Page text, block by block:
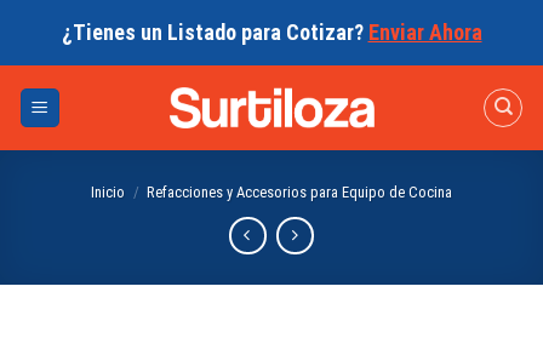
¿Tienes un Listado para Cotizar? Enviar Ahora
Inicio / Refacciones y Accesorios para Equipo de Cocina